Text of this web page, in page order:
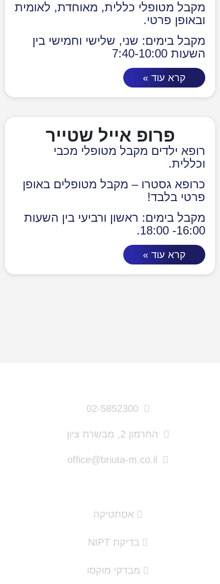
מקבל מטופלי כללית, מאוחדת, לאומית
ובאופן פרטי.
מקבל בימים: שני, שלישי וחמישי בין
השעות 7:40-10:00
קרא עוד »
פרופ אייל שטייר
רופא ילדים מקבל מטופלי מכבי
וכללית.
כרופא גסטרו – מקבל מטופלים באופן
פרטי בלבד!
מקבל בימים: ראשון ורביעי בין השעות
16:00- 18:00.
קרא עוד »
אסתטיקה
בדיקת NIPT
מבדקי מוקסו
02-5852300
החרמון 2, מבשרת ציון
office@briuta-m.co.il